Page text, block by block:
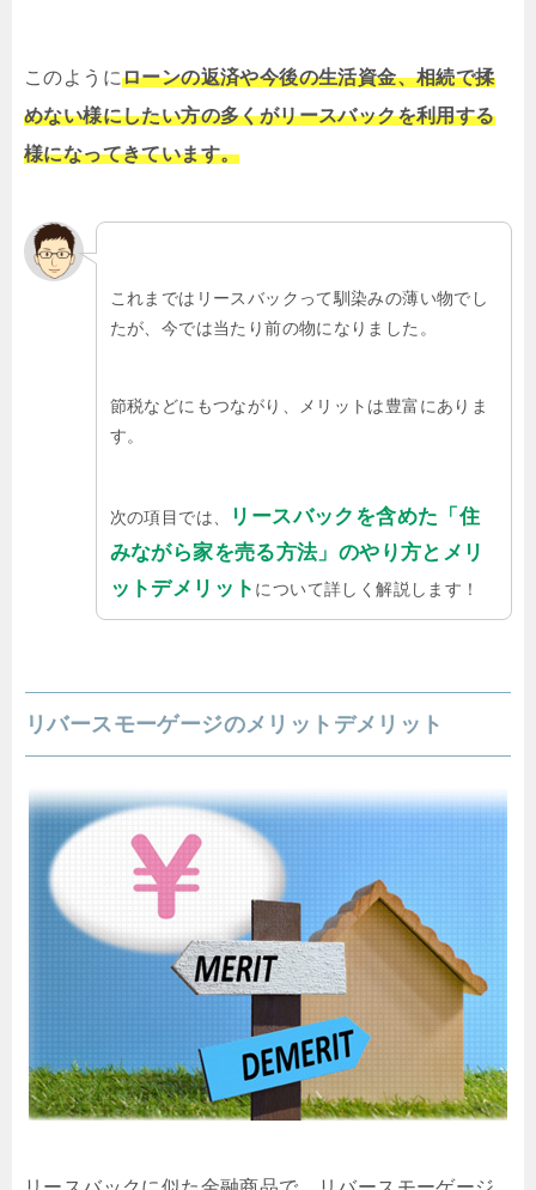
このようにローンの返済や今後の生活資金、相続で揉
めない様にしたい方の多くがリースバックを利用する
様になってきています。
これまではリースバックって馴染みの薄い物でし
たが、今では当たり前の物になりました。
節税などにもつながり、メリットは豊富にありま
す。
次の項目では、
リースバックを含めた「住
みながら家を売る方法」のやり方とメリ
ットデメリット について詳しく解説します！
リバースモーゲージのメリットデメリット